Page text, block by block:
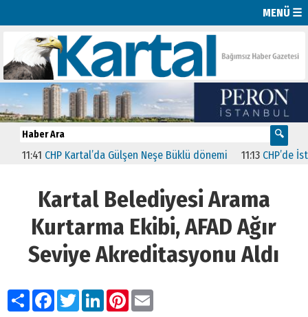
MENÜ ☰
CHP Kartal’da Gülşen Neşe Büklü dönemi 11:13 CHP’de
Kartal Belediyesi Arama
Kurtarma Ekibi, AFAD Ağır
Seviye Akreditasyonu Aldı
PaylaşFacebook
TwitterLinkedIn
Pinterest
Email